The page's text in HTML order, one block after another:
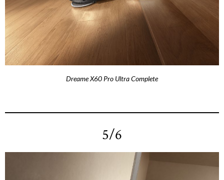
Dreame X60 Pro Ultra Complete
5/6